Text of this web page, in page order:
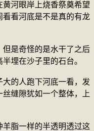
河眼岸上烧香祭奠希望
看河底是不是真的有龙
是奇怪的是水干了之后
埋在沙子里的石台。
的人跑下河底一看，发
缝隙犹如一个整体，上
脂一样的半透明透过这